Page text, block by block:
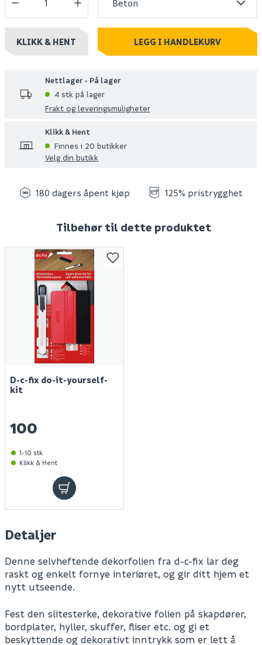
KLIKK & HENT LEGG I HANDLEKURV
Nettlager - På lager
4 stk på lager
Frakt og leveringsmuligheter
Klikk & Hent
Finnes i 20 butikker
Velg din butikk
180 dagers åpent kjøp 125% pristrygghet
Tilbehør til dette produktet
D-c-fix do-it-yourself-
kit
100
1-10 stk
Klikk & Hent
Detaljer
Denne selvheftende dekorfolien fra d-c-fix lar deg
raskt og enkelt fornye interiøret, og gir ditt hjem et
nytt utseende.
Fest den slitesterke, dekorative folien på skapdører,
bordplater, hyller, skuffer, fliser etc. og gi et
beskyttende og dekorativt inntrykk som er lett å